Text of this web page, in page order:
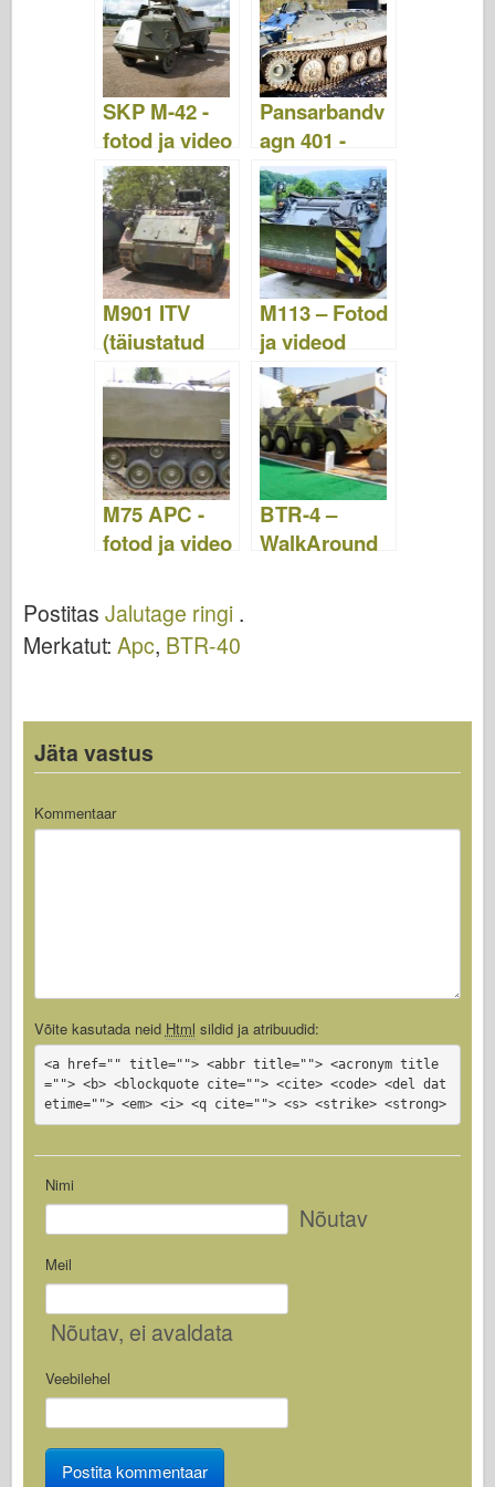
SKP M-42 -
fotod ja video
Pansarbandv
agn 401 -
fotod ja video
M901 ITV
(täiustatud
puksiirsõiduk
) - fotod ja
M113 – Fotod
ja videod
M75 APC -
fotod ja video
BTR-4 –
WalkAround
Postitas Jalutage ringi .
Merkatut: Apc, BTR-40
Jäta vastus
Kommentaar
Võite kasutada neid Html sildid ja atribuudid:
<a href="" title=""> <abbr title=""> <acronym title
=""> <b> <blockquote cite=""> <cite> <code> <del dat
etime=""> <em> <i> <q cite=""> <s> <strike> <strong>
Nimi
Nõutav
Meil
Nõutav, ei avaldata
Veebilehel